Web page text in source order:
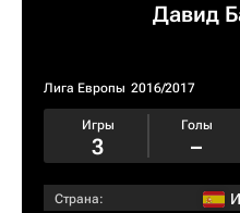
Давид
Лига Европы 2016/2017
Игры
3
Голы
–
Страна: